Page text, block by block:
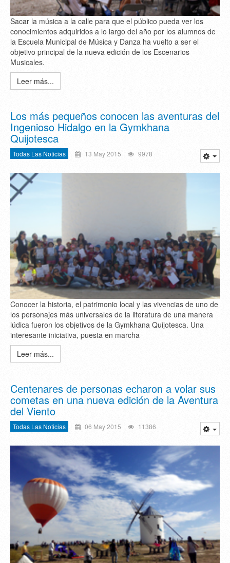
Sacar la música a la calle para que el público pueda ver los
conocimientos adquiridos a lo largo del año por los alumnos de
la Escuela Municipal de Música y Danza ha vuelto a ser el
objetivo principal de la nueva edición de los Escenarios
Musicales.
Leer más...
Los más pequeños conocen las aventuras del
Ingenioso Hidalgo en la Gymkhana
Quijotesca
Todas Las Noticias 13 May 2015 9978
Conocer la historia, el patrimonio local y las vivencias de uno de
los personajes más universales de la literatura de una manera
lúdica fueron los objetivos de la Gymkhana Quijotesca. Una
interesante iniciativa, puesta en marcha
Leer más...
Centenares de personas echaron a volar sus
cometas en una nueva edición de la Aventura
del Viento
Todas Las Noticias 06 May 2015 11386